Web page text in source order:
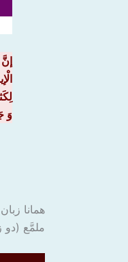
إنَّ
وَ
همانا
ملمَّع (دو